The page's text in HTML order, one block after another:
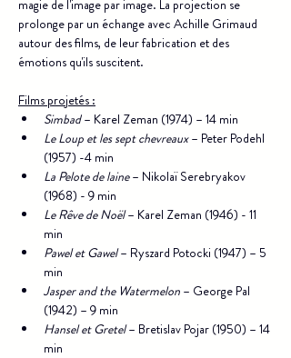
magie de l'image par image. La projection se
prolonge par un échange avec Achille Grimaud
autour des films, de leur fabrication et des
émotions qu'ils suscitent.
Films projetés :
Simbad – Karel Zeman (1974) – 14 min
Le Loup et les sept chevreaux – Peter Podehl
(1957) -4 min
La Pelote de laine – Nikolaï Serebryakov
(1968) - 9 min
Le Rêve de Noël – Karel Zeman (1946) - 11
min
Pawel et Gawel – Ryszard Potocki (1947) – 5
min
Jasper and the Watermelon – George Pal
(1942) – 9 min
Hansel et Gretel – Bretislav Pojar (1950) – 14
min